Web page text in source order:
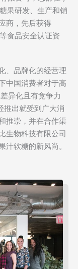
果研发、生产和销
商，先后获得
食品安全认证资
、品牌化的经营理
中国消费者对于高
异化且有竞争力
推出就受到广大消
推崇，并在合作渠
生物科技有限公司
软糖的新风尚。